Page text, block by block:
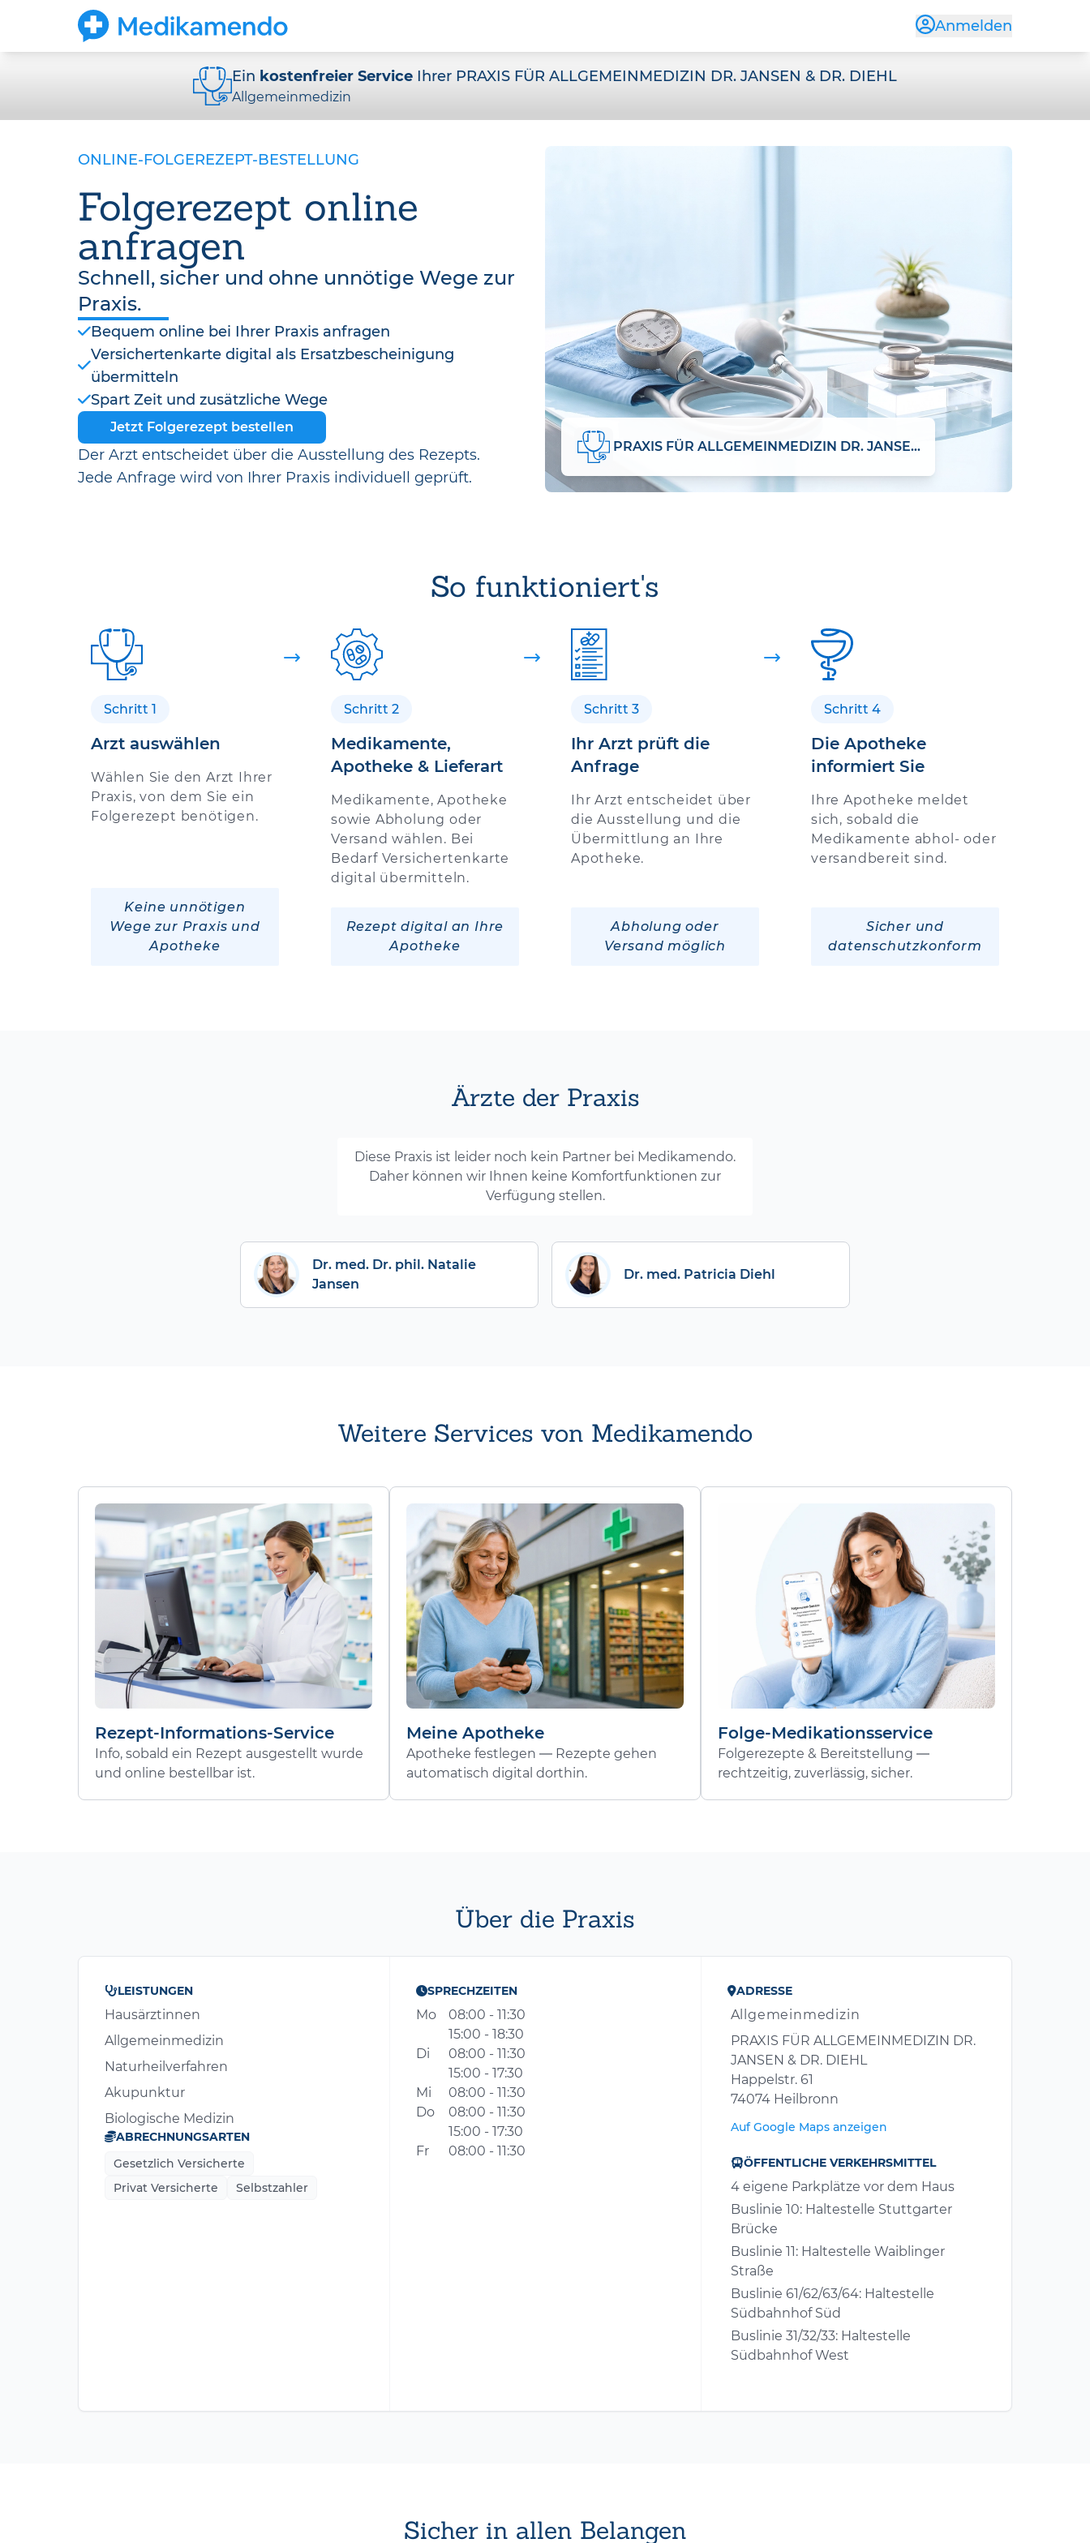
Anmelden
Ein kostenfreier Service Ihrer PRAXIS FÜR ALLGEMEINMEDIZIN DR. JANSEN & DR. DIEHL
Allgemeinmedizin
ONLINE-FOLGEREZEPT-BESTELLUNG
Folgerezept online
anfragen
Schnell, sicher und ohne unnötige Wege zur
Praxis.
Bequem online bei Ihrer Praxis anfragen
Versichertenkarte digital als Ersatzbescheinigung
übermitteln
Spart Zeit und zusätzliche Wege
Jetzt Folgerezept bestellen
Der Arzt entscheidet über die Ausstellung des Rezepts.
Jede Anfrage wird von Ihrer Praxis individuell geprüft.
PRAXIS FÜR ALLGEMEINMEDIZIN DR. JANSEN & DR. DIEHL
So funktioniert's
Schritt 1
Arzt auswählen
Wählen Sie den Arzt Ihrer
Praxis, von dem Sie ein
Folgerezept benötigen.
Keine unnötigen
Wege zur Praxis und
Apotheke
Schritt 2
Medikamente,
Apotheke & Lieferart
Medikamente, Apotheke
sowie Abholung oder
Versand wählen. Bei
Bedarf Versichertenkarte
digital übermitteln.
Rezept digital an Ihre
Apotheke
Schritt 3
Ihr Arzt prüft die
Anfrage
Ihr Arzt entscheidet über
die Ausstellung und die
Übermittlung an Ihre
Apotheke.
Abholung oder
Versand möglich
Schritt 4
Die Apotheke
informiert Sie
Ihre Apotheke meldet
sich, sobald die
Medikamente abhol- oder
versandbereit sind.
Sicher und
datenschutzkonform
Ärzte der Praxis
Diese Praxis ist leider noch kein Partner bei Medikamendo.
Daher können wir Ihnen keine Komfortfunktionen zur
Verfügung stellen.
Dr. med. Dr. phil. Natalie
Jansen
Dr. med. Patricia Diehl
Weitere Services von Medikamendo
Rezept-Informations-Service
Info, sobald ein Rezept ausgestellt wurde
und online bestellbar ist.
Meine Apotheke
Apotheke festlegen — Rezepte gehen
automatisch digital dorthin.
Folge-Medikationsservice
Folgerezepte & Bereitstellung —
rechtzeitig, zuverlässig, sicher.
Über die Praxis
LEISTUNGEN
Hausärztinnen
Allgemeinmedizin
Naturheilverfahren
Akupunktur
Biologische Medizin
ABRECHNUNGSARTEN
Gesetzlich Versicherte
Privat Versicherte
Selbstzahler
SPRECHZEITEN
Mo
08:00 - 11:30
15:00 - 18:30
Di
08:00 - 11:30
15:00 - 17:30
Mi
08:00 - 11:30
Do
08:00 - 11:30
15:00 - 17:30
Fr
08:00 - 11:30
ADRESSE
Allgemeinmedizin
PRAXIS FÜR ALLGEMEINMEDIZIN DR.
JANSEN & DR. DIEHL
Happelstr. 61
74074 Heilbronn
Auf Google Maps anzeigen
ÖFFENTLICHE VERKEHRSMITTEL
4 eigene Parkplätze vor dem Haus
Buslinie 10: Haltestelle Stuttgarter
Brücke
Buslinie 11: Haltestelle Waiblinger
Straße
Buslinie 61/62/63/64: Haltestelle
Südbahnhof Süd
Buslinie 31/32/33: Haltestelle
Südbahnhof West
Sicher in allen Belangen